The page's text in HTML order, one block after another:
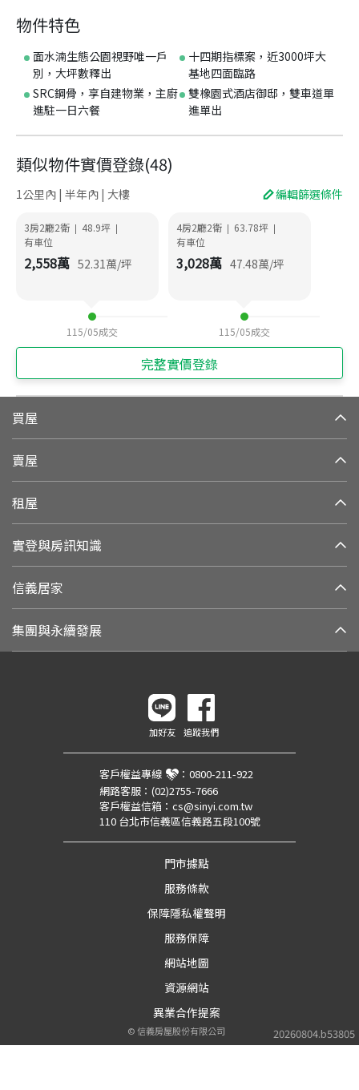
物件特色
面水湳生態公園視野唯一戶
別，大坪數釋出
十四期指標案，近3000坪大
基地四面臨路
SRC鋼骨，享自建物業，主廚
進駐一日六餐
雙橡園式酒店御邸，雙車道單
進單出
類似物件實價登錄(48)
1公里內 | 半年內 | 大樓 編輯篩選條件
3房2廳2衛 | 48.9坪 |
有車位
2,558萬 52.31萬/坪
115/05成交
4房2廳2衛 | 63.78坪 |
有車位
3,028萬 47.48萬/坪
115/05成交
完整實價登錄
買屋
賣屋
租屋
實登與房訊知識
信義居家
集團與永續發展
20260804.b53805
加好友 追蹤我們
客戶權益專線 ： 0800-211-922
網路客服： (02)2755-7666
客戶權益信箱： cs@sinyi.com.tw
110 台北市信義區信義路五段100號
門市據點
服務條款
保障隱私權聲明
服務保障
網站地圖
資源網站
異業合作提案
©信義房屋股份有限公司